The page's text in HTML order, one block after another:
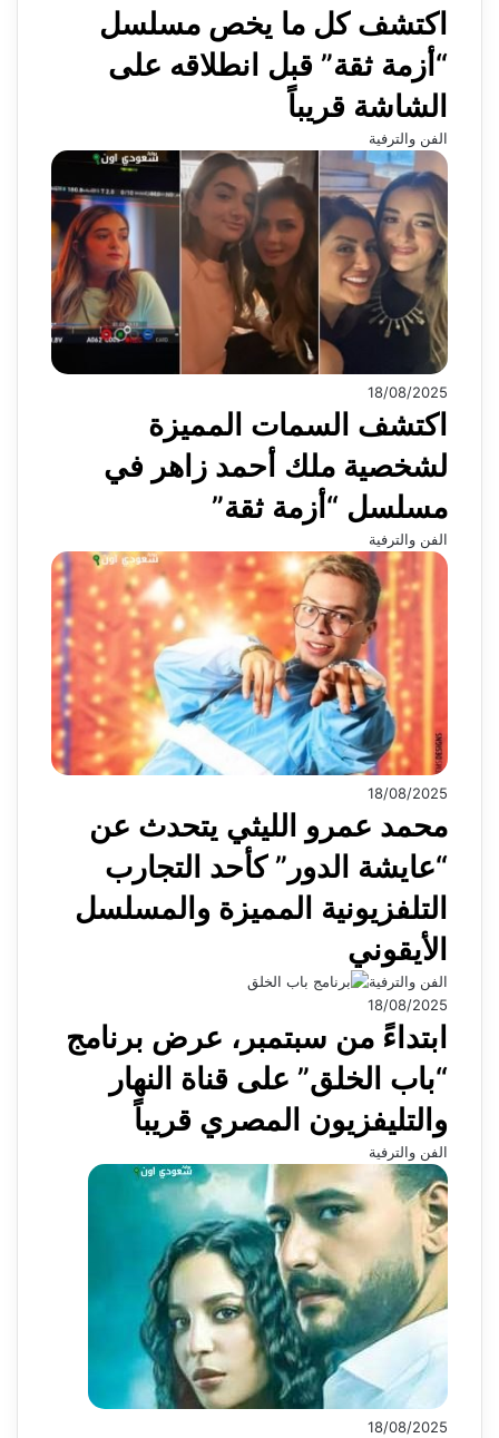
اكتشف كل ما يخص مسلسل
“أزمة ثقة” قبل انطلاقه على
الشاشة قريباً
الفن والترفية
18/08/2025
اكتشف السمات المميزة
لشخصية ملك أحمد زاهر في
مسلسل “أزمة ثقة”
الفن والترفية
18/08/2025
محمد عمرو الليثي يتحدث عن
“عايشة الدور” كأحد التجارب
التلفزيونية المميزة والمسلسل
الأيقوني
الفن والترفية
18/08/2025
ابتداءً من سبتمبر، عرض برنامج
“باب الخلق” على قناة النهار
والتليفزيون المصري قريباً
الفن والترفية
18/08/2025